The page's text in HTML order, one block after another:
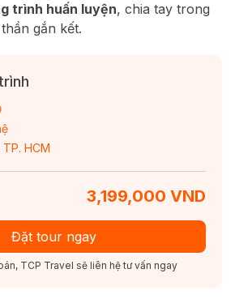
trình huấn luyện, chia tay trong
gắn kết.
HCM
3,199,000 VND
Đặt tour ngay
TCP Travel sẽ liên hệ tư vấn ngay